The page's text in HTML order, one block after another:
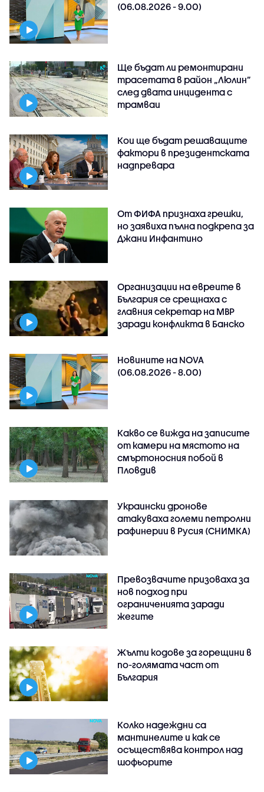
(06.08.2026 - 9.00)
Ще бъдат ли ремонтирани
трасетата в район „Люлин”
след двата инцидента с
трамваи
Кои ще бъдат решаващите
фактори в президентската
надпревара
От ФИФА признаха грешки,
но заявиха пълна подкрепа за
Джани Инфантино
Организации на евреите в
България се срещнаха с
главния секретар на МВР
заради конфликта в Банско
Новините на NOVA
(06.08.2026 - 8.00)
Какво се вижда на записите
от камери на мястото на
смъртоносния побой в
Пловдив
Украински дронове
атакуваха големи петролни
рафинерии в Русия (СНИМКА)
Превозвачите призоваха за
нов подход при
ограниченията заради
жегите
Жълти кодове за горещини в
по-голямата част от
България
Колко надеждни са
мантинелите и как се
осъществява контрол над
шофьорите